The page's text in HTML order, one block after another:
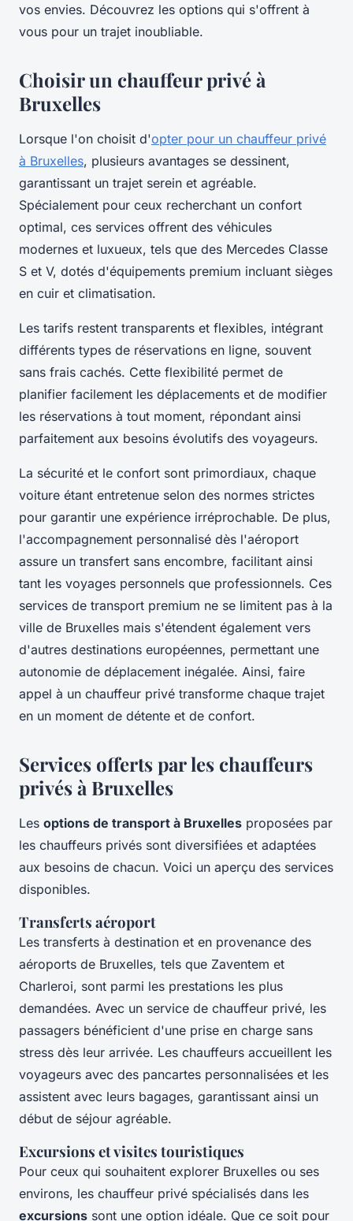
vos envies. Découvrez les options qui s'offrent à
vous pour un trajet inoubliable.
Choisir un chauffeur privé à
Bruxelles
Lorsque l'on choisit d'opter pour un chauffeur privé
à Bruxelles, plusieurs avantages se dessinent,
garantissant un trajet serein et agréable.
Spécialement pour ceux recherchant un confort
optimal, ces services offrent des véhicules
modernes et luxueux, tels que des Mercedes Classe
S et V, dotés d'équipements premium incluant sièges
en cuir et climatisation.
Les tarifs restent transparents et flexibles, intégrant
différents types de réservations en ligne, souvent
sans frais cachés. Cette flexibilité permet de
planifier facilement les déplacements et de modifier
les réservations à tout moment, répondant ainsi
parfaitement aux besoins évolutifs des voyageurs.
La sécurité et le confort sont primordiaux, chaque
voiture étant entretenue selon des normes strictes
pour garantir une expérience irréprochable. De plus,
l'accompagnement personnalisé dès l'aéroport
assure un transfert sans encombre, facilitant ainsi
tant les voyages personnels que professionnels. Ces
services de transport premium ne se limitent pas à la
ville de Bruxelles mais s'étendent également vers
d'autres destinations européennes, permettant une
autonomie de déplacement inégalée. Ainsi, faire
appel à un chauffeur privé transforme chaque trajet
en un moment de détente et de confort.
Services offerts par les chauffeurs
privés à Bruxelles
Les options de transport à Bruxelles proposées par
les chauffeurs privés sont diversifiées et adaptées
aux besoins de chacun. Voici un aperçu des services
disponibles.
Transferts aéroport
Les transferts à destination et en provenance des
aéroports de Bruxelles, tels que Zaventem et
Charleroi, sont parmi les prestations les plus
demandées. Avec un service de chauffeur privé, les
passagers bénéficient d'une prise en charge sans
stress dès leur arrivée. Les chauffeurs accueillent les
voyageurs avec des pancartes personnalisées et les
assistent avec leurs bagages, garantissant ainsi un
début de séjour agréable.
Excursions et visites touristiques
Pour ceux qui souhaitent explorer Bruxelles ou ses
environs, les chauffeur privé spécialisés dans les
excursions sont une option idéale. Que ce soit pour